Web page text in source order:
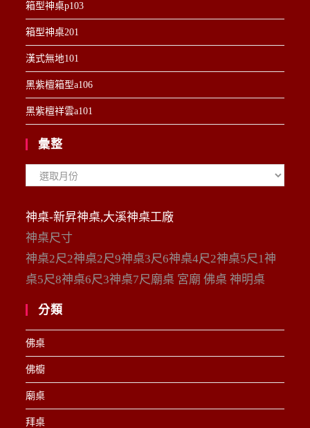
箱型神桌p103
箱型神桌201
漢式無地101
黑紫檀箱型a106
黑紫檀祥雲a101
彙整
神桌-新昇神桌,大溪神桌工廠
神桌尺寸
神桌2尺2神桌2尺9神桌3尺6神桌4尺2神桌5尺1神
桌5尺8神桌6尺3神桌7尺廟桌 宮廟 佛桌 神明桌
分類
佛桌
佛櫥
廟桌
拜桌